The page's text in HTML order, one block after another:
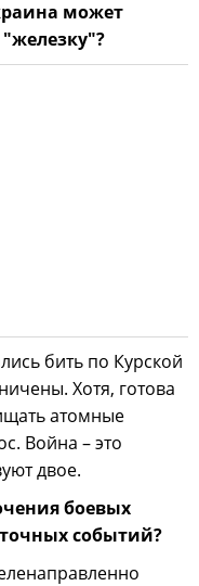
может
бить по Курской
Хотя, готова
атомные
Война – это
двое.
боевых
событий?